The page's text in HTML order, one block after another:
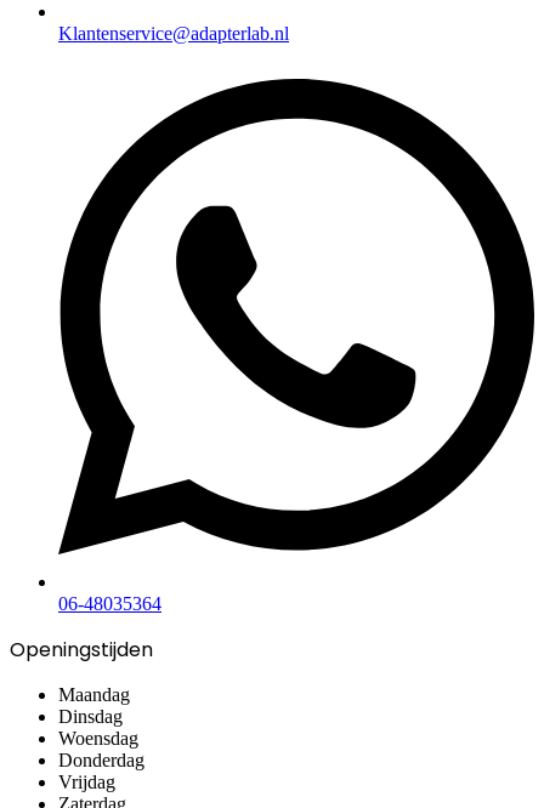
Klantenservice@adapterlab.nl
06-48035364
Openingstijden
Maandag
Dinsdag
Woensdag
Donderdag
Vrijdag
Zaterdag